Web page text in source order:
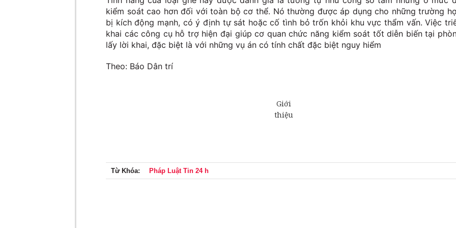
kiểm soát cao hơn đối với toàn bộ cơ thể. Nó thường được áp dụng cho những trường
bị kích động mạnh, có ý định tự sát hoặc cố tình bỏ trốn khỏi khu vực thẩm vấn. Việc
khai các công cụ hỗ trợ hiện đại giúp cơ quan chức năng kiểm soát tốt diễn biến tại
lấy lời khai, đặc biệt là với những vụ án có tính chất đặc biệt nguy hiểm
Theo: Báo Dân trí
Từ Khóa: Pháp Luật Tin 24 h